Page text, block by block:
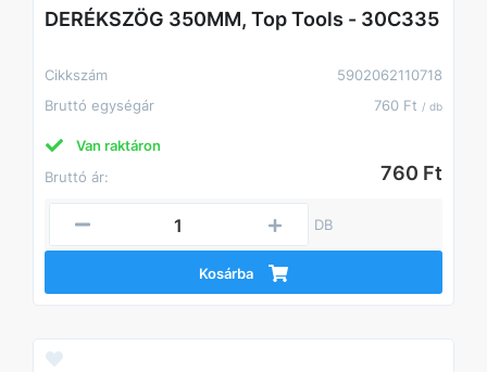
DERÉKSZÖG 350MM, Top Tools - 30C335
Cikkszám
5902062110718
Bruttó egységár
760 Ft / db
Van raktáron
Bruttó ár:
760 Ft
DB
Kosárba